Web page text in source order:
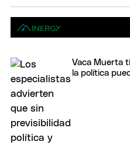
Vaca Muerta
la política